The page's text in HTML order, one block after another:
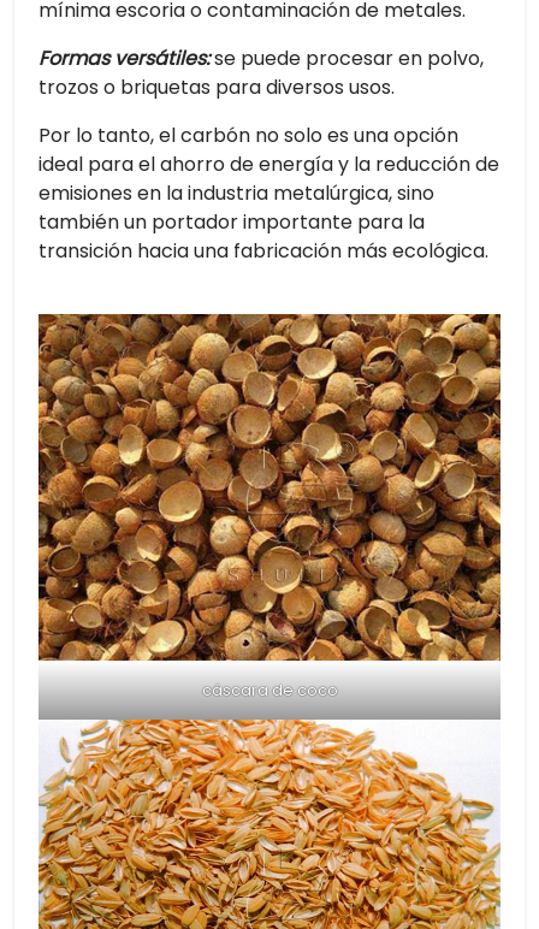
mínima escoria o contaminación de metales.
Formas versátiles:se puede procesar en polvo,
trozos o briquetas para diversos usos.
Por lo tanto, el carbón no solo es una opción
ideal para el ahorro de energía y la reducción de
emisiones en la industria metalúrgica, sino
también un portador importante para la
transición hacia una fabricación más ecológica.
cáscara de coco